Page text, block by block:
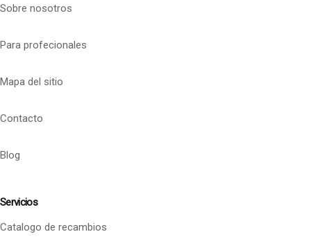
Sobre nosotros
Para profecionales
Mapa del sitio
Contacto
Blog
Servicios
Catalogo de recambios